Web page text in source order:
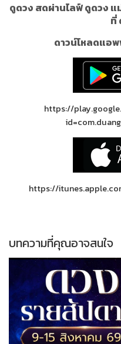
ดูดวง สดผ่านไลฟ์ ดูดวง
ที่
ดาวน์โหลดแอ
https://
https://
บทความที่คุณอาจสนใจ